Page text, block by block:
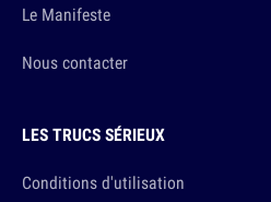
Le Manifeste
Nous contacter
LES TRUCS SÉRIEUX
Conditions d'utilisation